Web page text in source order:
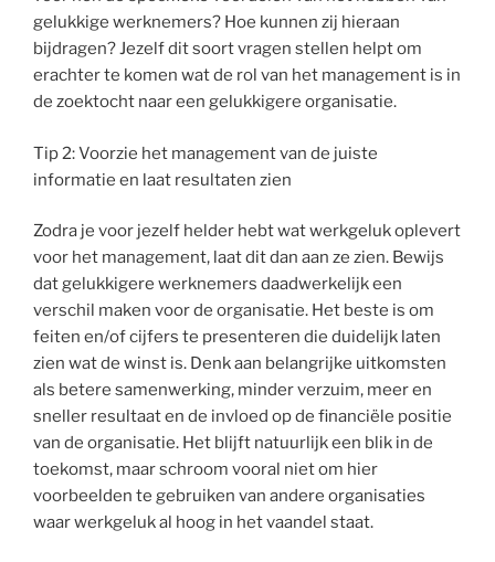
gelukkige werknemers? Hoe kunnen zij hieraan
bijdragen? Jezelf dit soort vragen stellen helpt om
erachter te komen wat de rol van het management is in
de zoektocht naar een gelukkigere organisatie.
Tip 2: Voorzie het management van de juiste
informatie en laat resultaten zien
Zodra je voor jezelf helder hebt wat werkgeluk oplevert
voor het management, laat dit dan aan ze zien. Bewijs
dat gelukkigere werknemers daadwerkelijk een
verschil maken voor de organisatie. Het beste is om
feiten en/of cijfers te presenteren die duidelijk laten
zien wat de winst is. Denk aan belangrijke uitkomsten
als betere samenwerking, minder verzuim, meer en
sneller resultaat en de invloed op de financiële positie
van de organisatie. Het blijft natuurlijk een blik in de
toekomst, maar schroom vooral niet om hier
voorbeelden te gebruiken van andere organisaties
waar werkgeluk al hoog in het vaandel staat.